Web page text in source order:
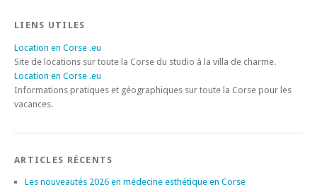
LIENS UTILES
Location en Corse .eu
Site de locations sur toute la Corse du studio à la villa de charme.
Location en Corse .eu
Informations pratiques et géographiques sur toute la Corse pour les
vacances.
ARTICLES RÉCENTS
Les nouveautés 2026 en médecine esthétique en Corse